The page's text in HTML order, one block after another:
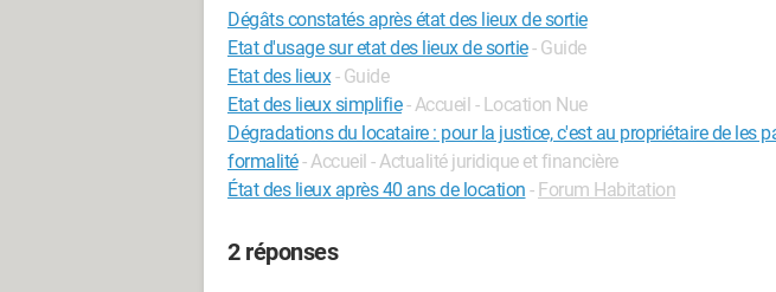
Dégâts constatés après état des lieux de sortie
Etat d'usage sur etat des lieux de sortie- Guide
Etat des lieux - Guide
Etat des lieux simplifie - Accueil - Location Nue
Dégradations du locataire : pour la justice, c'est au propriétaire de les
formalité- Accueil - Actualité juridique et financière
État des lieux après 40 ans de location - Forum Habitation
2 réponses